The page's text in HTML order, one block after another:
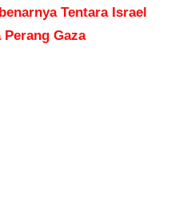
Tentara Israel
Gaza